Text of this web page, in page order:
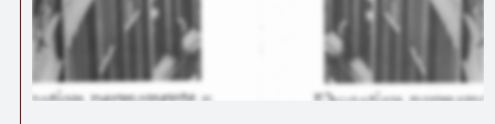
Bienvenue en Belgique